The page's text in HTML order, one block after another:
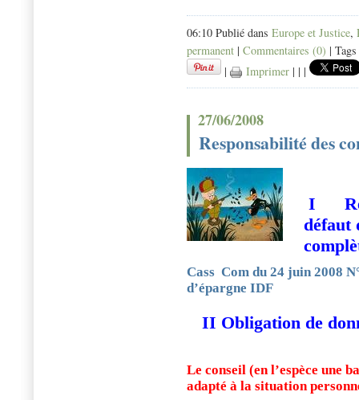
06:10 Publié dans Europe et Justice,
permanent | Commentaires (0) |
|
Imprimer | | |
27/06/2008
Responsabilité des
I
défaut
Cass Com du 24 juin 2008
d’épargne IDF
II Obligation de
Le conseil (en l’espèce une
adapté à la situation